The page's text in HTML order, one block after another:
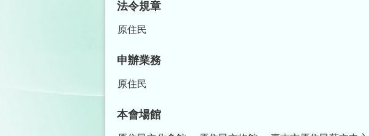
法令規章
原住民
申辦業務
原住民
本會場館